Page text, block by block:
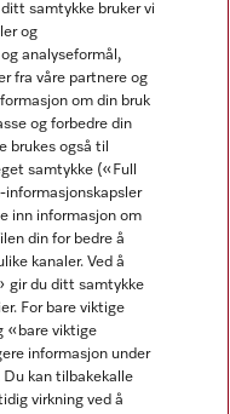
samtykke bruker vi
og
analyseformål,
fra våre partnere og
om din bruk
og forbedre din
brukes også til
samtykke («Full
informasjonskapsler
inn informasjon om
din for bedre å
kanaler. Ved å
gir du ditt samtykke
For bare viktige
«bare viktige
informasjon under
kan tilbakekalle
virkning ved å